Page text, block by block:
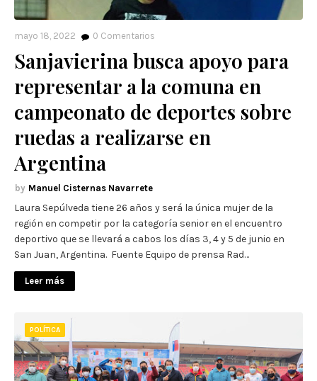
mayo 18, 2022 0 Comentarios
Sanjavierina busca apoyo para
representar a la comuna en
campeonato de deportes sobre
ruedas a realizarse en
Argentina
Manuel Cisternas Navarrete
Laura Sepúlveda tiene 26 años y será la única mujer de la
región en competir por la categoría senior en el encuentro
deportivo que se llevará a cabos los días 3, 4 y 5 de junio en
San Juan, Argentina. Fuente Equipo de prensa Rad…
Leer más
POLÍTICA